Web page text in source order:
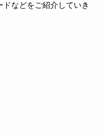
などをご紹介していき